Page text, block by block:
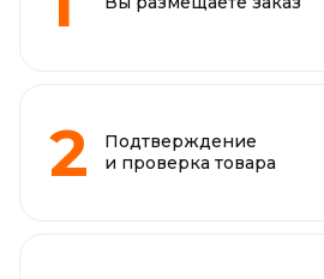
Подтверждение
и проверка товара